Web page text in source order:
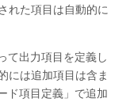
れた項目は自動的に
て出力項目を定義し
には追加項目は含ま
ド項目定義」で追加